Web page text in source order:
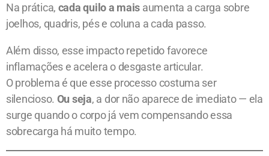
Na prática, cada quilo a mais aumenta a carga sobre
joelhos, quadris, pés e coluna a cada passo.
Além disso, esse impacto repetido favorece
inflamações e acelera o desgaste articular.
O problema é que esse processo costuma ser
silencioso. Ou seja, a dor não aparece de imediato — ela
surge quando o corpo já vem compensando essa
sobrecarga há muito tempo.